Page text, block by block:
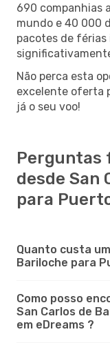
690 companhias
mundo e 40 000
pacotes de férias
Não perca esta
excelente oferta
já o seu voo!
Perguntas
desde San
para
Quanto custa
Bariloche para
Como posso
San Carlos de
em eDreams ?